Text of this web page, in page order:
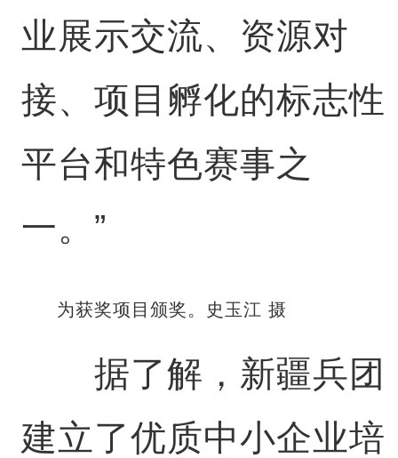
业展示交流、资源对
接、项目孵化的标志性
平台和特色赛事之
一。”
为获奖项目颁奖。史玉江 摄
据了解，新疆兵团
建立了优质中小企业培